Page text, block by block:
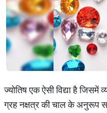
ज्योतिष एक ऐसी विद्या है
ग्रह नक्षत्र की चाल के अनुरूप